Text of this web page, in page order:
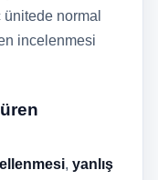
normal
incelenmesi
, yanlış